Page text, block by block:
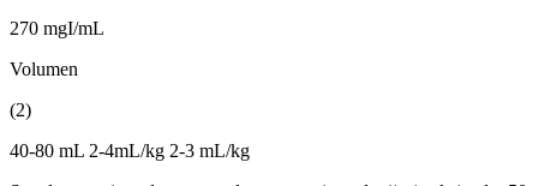
270 mgI/mL
Volumen
(2)
40-80 mL 2-4mL/kg 2-3 mL/kg